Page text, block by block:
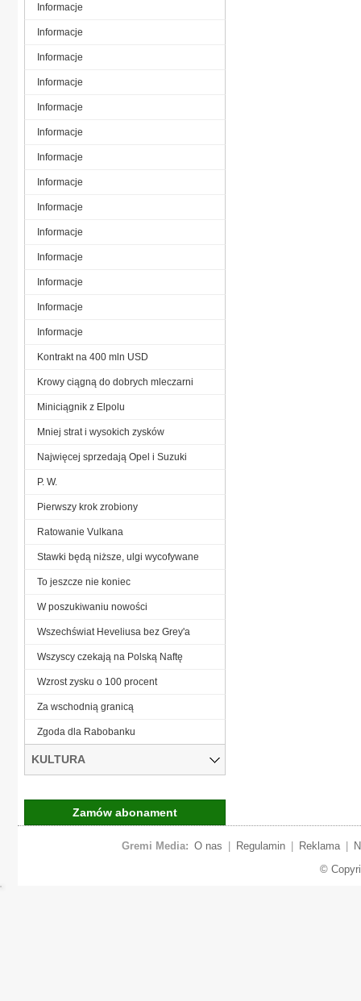
Informacje
Informacje
Informacje
Informacje
Informacje
Informacje
Informacje
Informacje
Informacje
Informacje
Informacje
Informacje
Informacje
Informacje
Kontrakt na 400 mln USD
Krowy ciągną do dobrych mleczarni
Miniciągnik z Elpolu
Mniej strat i wysokich zysków
Najwięcej sprzedają Opel i Suzuki
P. W.
Pierwszy krok zrobiony
Ratowanie Vulkana
Stawki będą niższe, ulgi wycofywane
To jeszcze nie koniec
W poszukiwaniu nowości
Wszechświat Heveliusa bez Grey'a
Wszyscy czekają na Polską Naftę
Wzrost zysku o 100 procent
Za wschodnią granicą
Zgoda dla Rabobanku
KULTURA
Zamów abonament
Gremi Media: O nas Regulamin Reklama
©